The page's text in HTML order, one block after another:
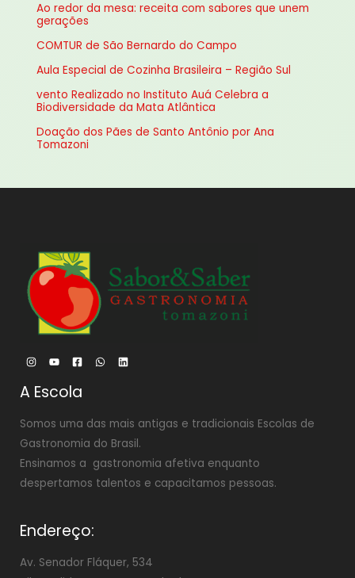
s
p
o
:
Ao redor da mesa: receita com sabores que unem
gerações
COMTUR de São Bernardo do Campo
Aula Especial de Cozinha Brasileira – Região Sul
vento Realizado no Instituto Auá Celebra a
Biodiversidade da Mata Atlântica
Doação dos Pães de Santo Antônio por Ana
Tomazoni
A Escola
Somos uma das mais antigas e tradicionais Escolas de
Gastronomia do Brasil.
Ensinamos a gastronomia afetiva enquanto
despertamos talentos e capacitamos pessoas.
Endereço:
Av. Senador Fláquer, 534